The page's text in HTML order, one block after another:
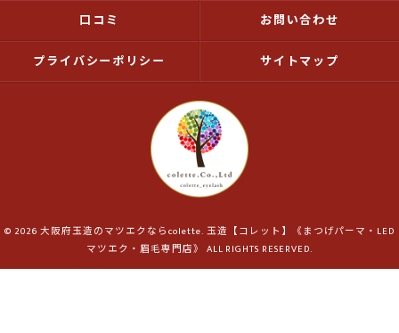
口コミ お問い合わせ
プライバシーポリシー サイトマップ
© 2026 大阪府玉造のマツエクならcolette. 玉造【コレット】《まつげパーマ・LED
マツエク・眉毛専門店》 ALL RIGHTS RESERVED.